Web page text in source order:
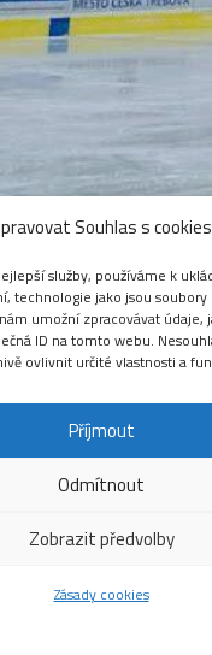
Souhlas s cookies
služby, používáme k
technologie jako jsou soubory
umožní zpracovávat údaje,
ID na tomto webu.
ovlivnit určité vlastnosti a
Příjmout
Odmítnout
Zobrazit předvolby
Zásady cookies